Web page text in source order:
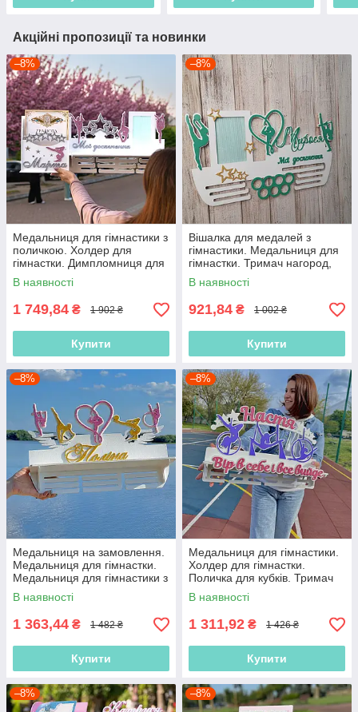
Акційні пропозиції та новинки
–8%
Медальниця для гімнастики з
поличкою. Холдер для
гімнастки. Димпломниця для
гімнастики. Медальниця на
замовлення
В наявності
1 749,84 ₴ 1 902 ₴
Купити
–8%
Вішалка для медалей з
гімнастики. Медальниця для
гімнастки. Тримач нагород,
Подарунок для гімнастки
В наявності
921,84 ₴ 1 002 ₴
Купити
–8%
Медальниця на замовлення.
Медальниця для гімнастки.
Медальниця для гімнастики з
поличкою для кубків. Холдер
для гімнастки
В наявності
1 363,44 ₴ 1 482 ₴
Купити
–8%
Медальниця для гімнастики.
Холдер для гімнастки.
Поличка для кубків. Тримач
медалей з гімнастики
В наявності
1 311,92 ₴ 1 426 ₴
Купити
–8% –8%